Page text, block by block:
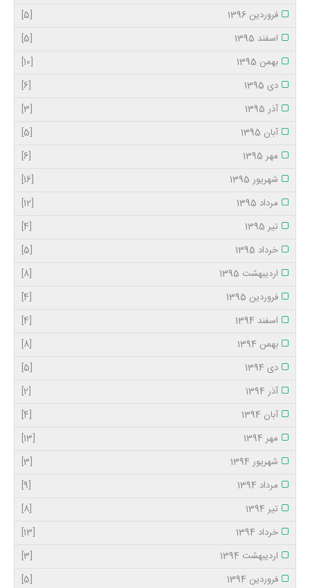
فروردین 1396
[5]
اسفند 1395
[5]
بهمن 1395
[10]
دی 1395
[6]
آذر 1395
[3]
آبان 1395
[5]
مهر 1395
[6]
شهریور 1395
[16]
مرداد 1395
[12]
تیر 1395
[4]
خرداد 1395
[5]
اردیبهشت 1395
[8]
فروردین 1395
[4]
اسفند 1394
[4]
بهمن 1394
[8]
دی 1394
[5]
آذر 1394
[2]
آبان 1394
[4]
مهر 1394
[13]
شهریور 1394
[3]
مرداد 1394
[9]
تیر 1394
[8]
خرداد 1394
[13]
اردیبهشت 1394
[3]
فروردین 1394
[5]